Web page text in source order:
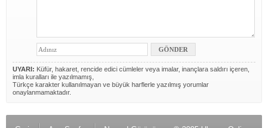
UYARI: Küfür, hakaret, rencide edici cümleler veya imalar, inançlara saldırı içeren,
imla kuralları ile yazılmamış,
Türkçe karakter kullanılmayan ve büyük harflerle yazılmış yorumlar
onaylanmamaktadır.